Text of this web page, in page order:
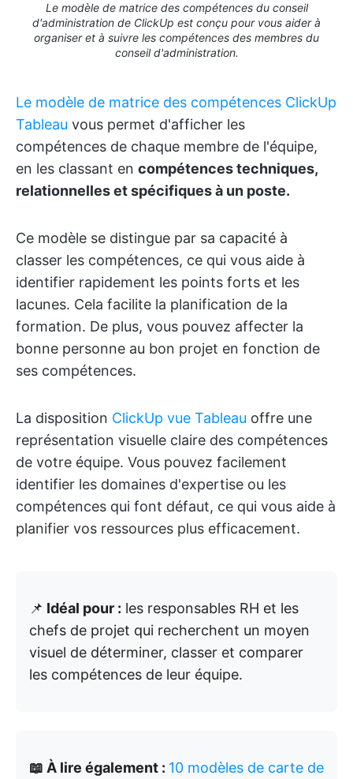
Le modèle de matrice des compétences du conseil
d'administration de ClickUp est conçu pour vous aider à
organiser et à suivre les compétences des membres du
conseil d'administration.
Le modèle de matrice des compétences ClickUp
Tableau vous permet d'afficher les
compétences de chaque membre de l'équipe,
en les classant en compétences techniques,
relationnelles et spécifiques à un poste.
Ce modèle se distingue par sa capacité à
classer les compétences, ce qui vous aide à
identifier rapidement les points forts et les
lacunes. Cela facilite la planification de la
formation. De plus, vous pouvez affecter la
bonne personne au bon projet en fonction de
ses compétences.
La disposition ClickUp vue Tableau offre une
représentation visuelle claire des compétences
de votre équipe. Vous pouvez facilement
identifier les domaines d'expertise ou les
compétences qui font défaut, ce qui vous aide à
planifier vos ressources plus efficacement.
📌 Idéal pour : les responsables RH et les
chefs de projet qui recherchent un moyen
visuel de déterminer, classer et comparer
les compétences de leur équipe.
📖 À lire également : 10 modèles de carte de